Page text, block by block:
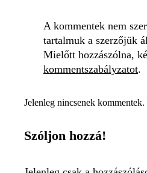
A kommentek nem
tartalmuk a szerzőjük
Mielőtt hozzászólna,
kommentszabályzatot.
Jelenleg nincsenek kommentek.
Szóljon hozzá!